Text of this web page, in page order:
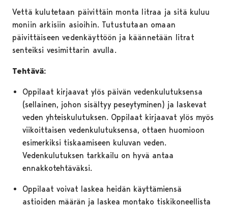
Vettä kulutetaan päivittäin monta litraa ja sitä kuluu
moniin arkisiin asioihin. Tutustutaan omaan
päivittäiseen vedenkäyttöön ja käännetään litrat
senteiksi vesimittarin avulla.
Tehtävä:
Oppilaat kirjaavat ylös päivän vedenkulutuksensa
(sellainen, johon sisältyy peseytyminen) ja laskevat
veden yhteiskulutuksen. Oppilaat kirjaavat ylös myös
viikoittaisen vedenkulutuksensa, ottaen huomioon
esimerkiksi tiskaamiseen kuluvan veden.
Vedenkulutuksen tarkkailu on hyvä antaa
ennakkotehtäväksi.
Oppilaat voivat laskea heidän käyttämiensä
astioiden määrän ja laskea montako tiskikoneellista